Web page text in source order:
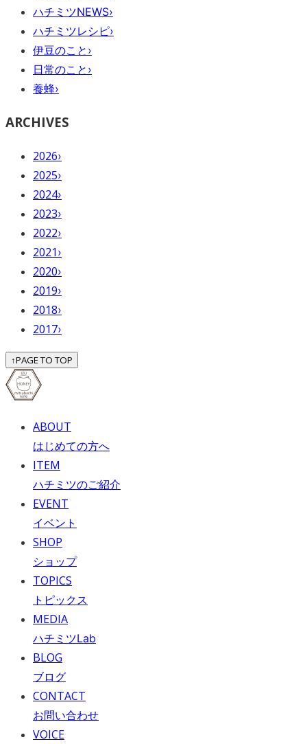
ハチミツNEWS›
ハチミツレシピ›
伊豆のこと ›
日常のこと ›
養蜂›
ARCHIVES
2026›
2025›
2024›
2023›
2022›
2021 ›
2020›
2019›
2018›
2017›
↑PAGE TO TOP
ABOUT
はじめての方へ
ITEM
ハチミツのご紹介
EVENT
イベント
SHOP
ショップ
TOPICS
トピックス
MEDIA
ハチミツLab
BLOG
ブログ
CONTACT
お問い合わせ
VOICE